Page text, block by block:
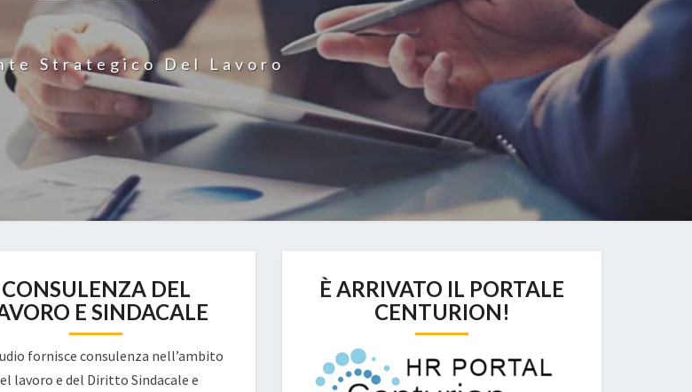
Strategico Del Lavoro
CONSULENZA DEL
E SINDACALE
fornisce consulenza nell’ambito
lavoro e del Diritto Sindacale e
È ARRIVATO IL PORTALE
CENTURION!